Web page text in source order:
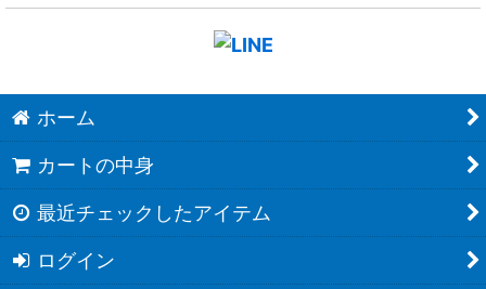
ホーム
カートの中身
最近チェックしたアイテム
ログイン